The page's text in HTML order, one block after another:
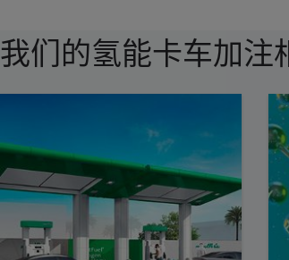
我们的氢能卡车加注